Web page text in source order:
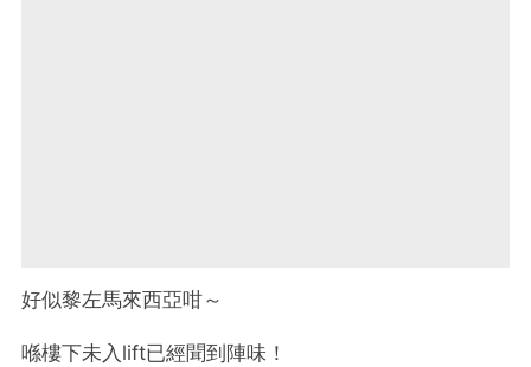
好似黎左馬來西亞咁～
喺樓下未入lift已經聞到陣味！